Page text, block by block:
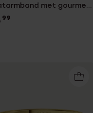
met gourmet
99